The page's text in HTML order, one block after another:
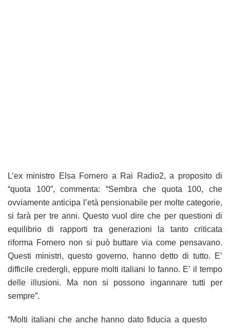
L’ex ministro Elsa Fornero a Rai Radio2, a proposito di
“quota 100”, commenta: “Sembra che quota 100, che
ovviamente anticipa l’età pensionabile per molte categorie,
si farà per tre anni. Questo vuol dire che per questioni di
equilibrio di rapporti tra generazioni la tanto criticata
riforma Fornero non si può buttare via come pensavano.
Questi ministri, questo governo, hanno detto di tutto. E’
difficile credergli, eppure molti italiani lo fanno. E’ il tempo
delle illusioni. Ma non si possono ingannare tutti per
sempre”.
“Molti italiani che anche hanno dato fiducia a questo